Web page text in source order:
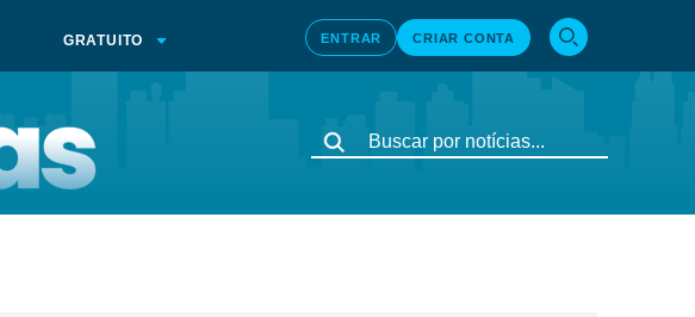
GRATUITO ENTRAR CRIAR CONTA